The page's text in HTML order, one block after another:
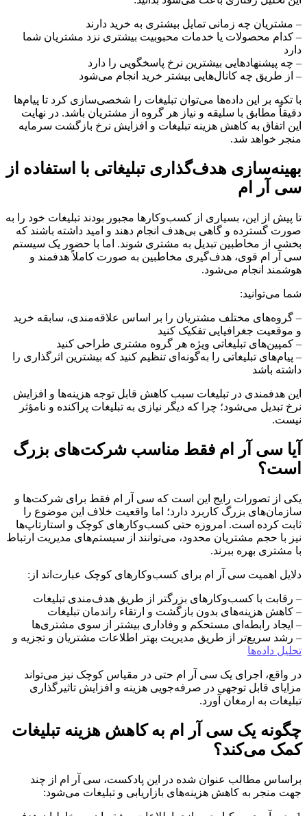
– مشتریان چه زمانی تمایل بیشتری به خرید دارند
– کدام محصولات یا خدمات محبوبیت بیشتری نزد مشتریان شما
دارد
– چه پیشنهادهایی بیشترین نرخ پاسخگویی را دارد
– از طریق چه کانال‌هایی بیشتر خرید انجام می‌شود
با تکیه بر این داده‌ها می‌توان تبلیغات را شخصی‌سازی کرد تا پیام‌ها
دقیقاً مطابق با سلیقه و نیاز هر گروه از مشتریان باشد. در نهایت
این اتفاق به کاهش هزینه تبلیغات و افزایش نرخ بازگشت سرمایه
منجر خواهد شد.
بهینه‌سازی هدف‌گذاری تبلیغاتی با استفاده از
سی آر ام
تا پیش از این، بسیاری از کسب‌وکارها مجبور بودند تبلیغات خود را به
صورت گسترده و گاهی بی‌هدف انجام دهند و امید داشته باشند که
بخشی از مخاطبین تبدیل به مشتری شوند. اما با حضور یک سیستم
سی آر ام قوی، هدف‌گیری مخاطبین به صورت کاملاً هدفمند و
هوشمند انجام می‌شود.
شما می‌توانید:
– گروه‌های مختلف مشتریان را بر اساس علاقه‌مندی، سابقه خرید
و موقعیت جغرافیایی تفکیک کنید
– کمپین‌های تبلیغاتی ویژه هر گروه مشتری طراحی کنید
– پیام‌های تبلیغاتی را به‌گونه‌ای تنظیم کنید که بیشترین اثرگذاری را
داشته باشد
این هدفمندی در تبلیغات سبب کاهش قابل توجه هزینه‌ها و افزایش
نرخ تبدیل می‌شود؛ چرا که دیگر نیازی به تبلیغات پراکنده و نامؤثر
نیست.
آیا سی آر ام فقط مناسب شرکت‌های بزرگ
است؟
یکی از تصورات رایج این است که سی آر ام فقط برای شرکت‌ها و
سازمان‌های بزرگ کاربرد دارد؛ اما واقعیت خلاف این موضوع را
ثابت کرده است. امروزه حتی کسب‌وکارهای کوچک و استارتاپ‌ها
نیز با حجم مشتریان محدود، می‌توانند از سیستم‌های مدیریت ارتباط
با مشتری بهره ببرند.
دلایل اهمیت سی آر ام برای کسب‌وکارهای کوچک عبارت‌اند از:
– رقابت با کسب‌وکارهای بزرگتر از طریق هدف‌مندی تبلیغات
– کاهش هزینه‌های بدون بازگشت و ارتقاء راندمان تبلیغات
– ایجاد رابطه‌ای مستحکم و وفاداری بیشتر از سوی مشتری‌ها
– رشد سریع‌تر از طریق مدیریت بهتر اطلاعات مشتریان و تجزیه و
تحلیل داده‌ها
در واقع، اجرای یک سی آر ام حتی در مقیاس کوچک نیز می‌تواند
مزایای قابل توجهی در صرفه‌جویی هزینه و افزایش تاثیرگذاری
تبلیغات به ارمغان آورد.
چگونه یک سی آر ام به کاهش هزینه تبلیغات
کمک می‌کند؟
براساس مطالب عنوان شده در این پادکست، سی آر ام از چند
جهت منجر به کاهش هزینه‌های بازاریابی و تبلیغات می‌شود: